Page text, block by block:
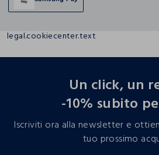
legal.cookiecenter.text
Un click, un
-10% subito
Iscriviti ora alla newsletter e
tuo prossimo